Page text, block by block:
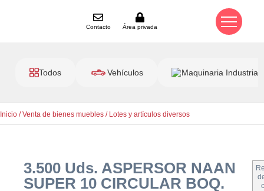
Contacto Área privada
Todos Vehículos Maquinaria Industrial
Inicio /Venta de bienes muebles / Lotes y artículos diversos
3.500 Uds. ASPERSOR NAAN
SUPER 10 CIRCULAR BOQ.